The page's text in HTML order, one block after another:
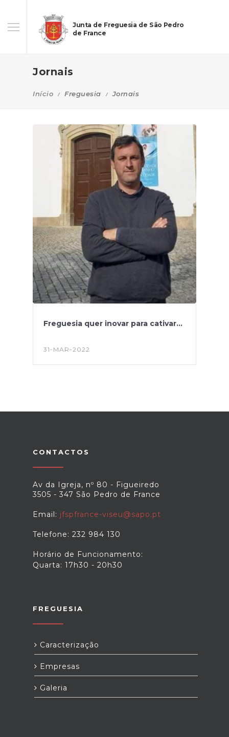
Junta de Freguesia de São Pedro
de France
Jornais
Início Freguesia Jornais
Freguesia quer inovar para cativar...
31-MAR-2022
CONTACTOS
Av da Igreja, nº 80 - Figueiredo
3505 - 347 São Pedro de France
Email: jfspfrance-viseu@sapo.pt
Telefone: 232 984 130
Horário de Funcionamento:
Quarta: 17h30 - 20h30
FREGUESIA
Caracterização
Empresas
Galeria